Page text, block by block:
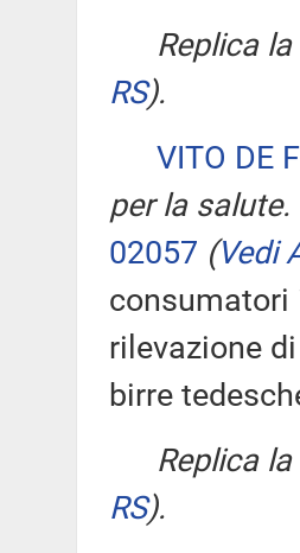
Replica
RS).
VITO DE
per la salute.
02057 (Vedi
consumatori
rilevazione
birre
Replica
RS).